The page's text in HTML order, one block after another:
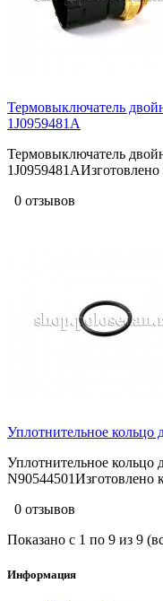
Термовыключатель
1J0959481A
Термовыключатель
0 отзывов
Уплотнительное кольцо
Уплотнительное кольцо
N90544501Изготовлено
0 отзывов
Показано с 1 по 9 из 9
Информация